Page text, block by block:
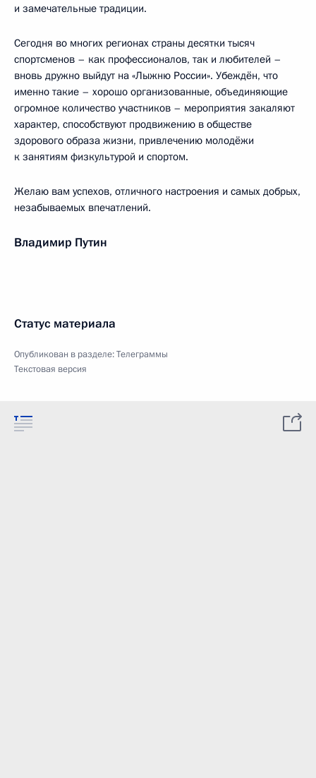
и замечательные традиции.
Сегодня во многих регионах страны десятки тысяч
спортсменов – как профессионалов, так и любителей –
вновь дружно выйдут на «Лыжню России». Убеждён, что
именно такие – хорошо организованные, объединяющие
огромное количество участников – мероприятия закаляют
характер, способствуют продвижению в обществе
здорового образа жизни, привлечению молодёжи
к занятиям физкультурой и спортом.
Желаю вам успехов, отличного настроения и самых добрых,
незабываемых впечатлений.
Владимир Путин
Статус материала
Опубликован в разделе:Телеграммы
Текстовая версия